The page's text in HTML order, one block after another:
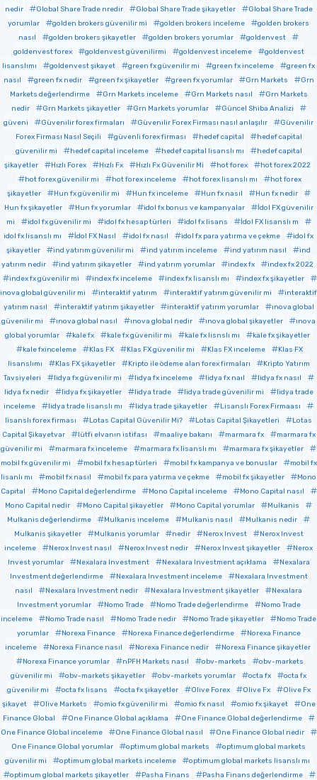
nedir
Global Share Trade nredir Global Share Trade şikayetler
Global Share Trade
yorumlar
golden brokers güvenilir mi golden brokers inceleme
golden brokers
nasıl
golden brokers şikayetler golden brokers yorumlar
goldenvest
goldenvest forex
goldenvest güvenilirmi goldenvest inceleme
goldenvest
lisanslımı
goldenvest şikayet green fx güvenilir mi green fx inceleme
green fx
nasıl
green fx nedir green fx şikayetler green fx yorumlar Grn Markets
Grn
Markets değerlendirme
Grn Markets inceleme Grn Markets nasıl
Grn Markets
nedir
Grn Markets şikayetler Grn Markets yorumlar
Güncel Shiba Analizi
güveni
Güvenilir forex firmaları Güvenilir Forex Firması nasıl anlaşılır
Güvenilir
Forex Firması Nasıl Seçili
güvenli forex firması hedef capital
hedef capital
güvenilir mi
hedef capital inceleme hedef capital lisanslı mı
hedef capital
şikayetler
Hızlı Forex Hızlı Fx Hızlı Fx Güvenilir Mi hot forex
hot forex 2022
hot forex güvenilir mi
hot forex inceleme hot forex lisanslı mı
hot forex
şikayetler
Hun fx güvenilir mi Hun fx inceleme Hun fx nasıl
Hun fx nedir
Hun fx şikayetler
Hun fx yorumlar idol fx bonus ve kampanyalar
İdol FX güvenilir
mi
idol fx güvenilir mi idol fx hesap türleri idol fx lisans
İdol FX lisanslı m
idol fx lisanslı mı
İdol FX Nasıl idol fx nasıl idol fx para yatırma ve çekme
idol fx
şikayetler
ind yatırım güvenilir mi ind yatırım inceleme ind yatırım nasıl
ind
yatırım nedir
ind yatırım şikayetler ind yatırım yorumlar index fx
index fx 2022
index fx güvenilir mi
index fx inceleme index fx lisanslı mı
index fx şikayetler
inova global güvenilir mi
interaktif yatırım interaktif yatırım güvenilir mi
interaktif
yatırım nasıl
interaktif yatırım şikayetler interaktif yatırım yorumlar
ınova global
güvenilir mi
ınova global nasıl ınova global nedir ınova global şikayetler
ınova
global yorumlar
kale fx kale fx güvenilir mi kale fx lisnslı mı
kale fx şikayetler
kale fxinceleme
Klas FX Klas FX güvenilir mi Klas FX inceleme
Klas FX
lisanslımı
Klas FX şikayetler Kripto ile ödeme alan forex firmaları
Kripto Yatırım
Tavsiyeleri
lidya fx güvenilir mi lidya fx inceleme lidya fx naıl
lidya fx nasıl
lidya fx nedir
lidya fx şikayetler lidya trade lidya trade güvenilir mi
lidya trade
inceleme
lidya trade lisanslı mı lidya trade şikayetler
Lisanslı Forex Firmaası
lisanslı forex firması
Lotas Capital Güvenilir Mi? Lotas Capital Şikayetleri
Lotas
Capital Şikayetvar
lütfi elvanın istifası maaliye bakanı marmara fx
marmara fx
güvenilir mi
marmara fx inceleme marmara fx lisanslı mı
marmara fx şikayetler
mobil fx güvenilir mi
mobil fx hesap türleri mobil fx kampanya ve bonuslar
mobil fx
lisanlı mı
mobil fx nasıl mobil fx para yatırma ve çekme mobil fx şikayetler
Mono
Capital
Mono Capital değerlendirme Mono Capital inceleme
Mono Capital nasıl
Mono Capital nedir
Mono Capital şikayetler Mono Capital yorumlar
Mulkanis
Mulkanis değerlendirme
Mulkanis inceleme Mulkanis nasıl
Mulkanis nedir
Mulkanis şikayetler
Mulkanis yorumlar nedir Nerox Invest
Nerox Invest
inceleme
Nerox Invest nasıl Nerox Invest nedir Nerox Invest şikayetler
Nerox
Invest yorumlar
Nexalara Investment Nexalara Investment açıklama
Nexalara
Investment değerlendirme
Nexalara Investment inceleme
Nexalara Investment
nasıl
Nexalara Investment nedir Nexalara Investment şikayetler
Nexalara
Investment yorumlar
Nomo Trade Nomo Trade değerlendirme
Nomo Trade
inceleme
Nomo Trade nasıl Nomo Trade nedir Nomo Trade şikayetler
Nomo Trade
yorumlar
Norexa Finance Norexa Finance değerlendirme
Norexa Finance
inceleme
Norexa Finance nasıl Norexa Finance nedir
Norexa Finance şikayetler
Norexa Finance yorumlar
nPFH Markets nasıl obv-markets
obv-markets
güvenilir mi
obv-markets şikayetler obv-markets yorumlar octa fx
octa fx
güvenilir mi
octa fx lisans octa fx şikayetler Olive Forex Olive Fx
Olive Fx
şikayet
Olive Markets omio fx güvenilir mi omio fx nasıl omio fx şikayet
One
Finance Global
One Finance Global açıklama
One Finance Global değerlendirme
One Finance Global inceleme
One Finance Global nasıl
One Finance Global nedir
One Finance Global yorumlar
optimum global markets
optimum global markets
güvenilir mi
optimum global markets inceleme
optimum global markets lisanslı mı
optimum global markets şikayetler
Pasha Finans
Pasha Finans değerlendirme